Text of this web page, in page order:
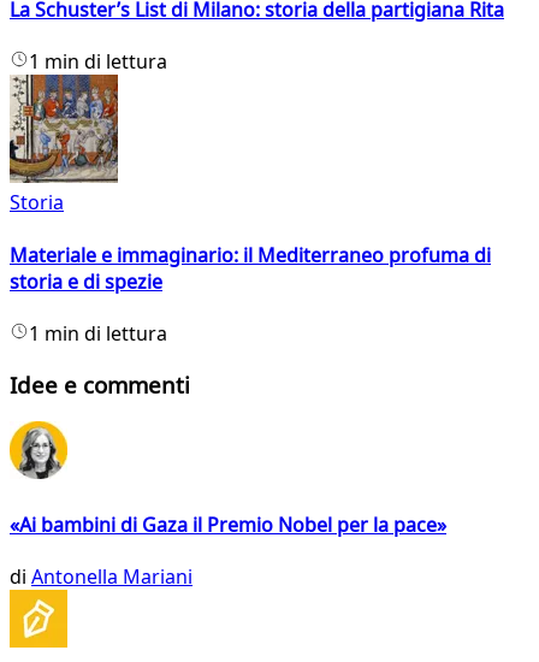
La Schuster’s List di Milano: storia della partigiana Rita
1 min di lettura
Storia
Materiale e immaginario: il Mediterraneo profuma di
storia e di spezie
1 min di lettura
Idee e commenti
«Ai bambini di Gaza il Premio Nobel per la pace»
di Antonella Mariani